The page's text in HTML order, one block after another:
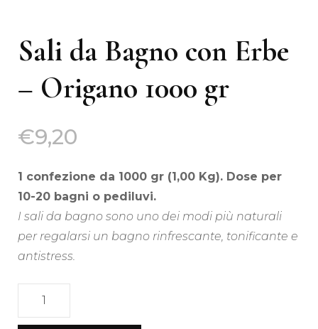
Sali da Bagno con Erbe
– Origano 1000 gr
€9,20
1 confezione da 1000 gr (1,00 Kg). Dose per
10-20 bagni o pediluvi.
I sali da bagno sono uno dei modi più naturali
per regalarsi un bagno rinfrescante, tonificante e
antistress.